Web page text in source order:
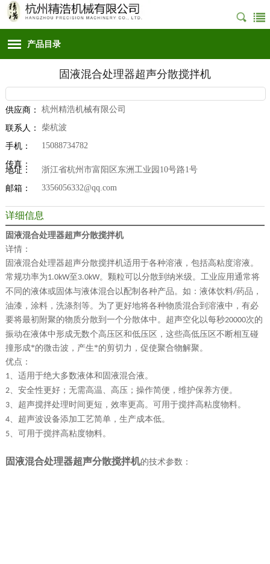
产品目录
固液混合处理器超声分散搅拌机
供应商： 杭州精浩机械有限公司
联系人： 柴杭波
手机： 15088734782
传真：
地址： 浙江省杭州市富阳区东洲工业园10号路1号
邮箱： 3356056332@qq.com
详细信息
固液混合处理器超声分散搅拌机
详情：
固液混合处理器超声分散搅拌机适用于各种溶液，包括高粘度溶液。
常规功率为1.0kW至3.0kW。颗粒可以分散到纳米级。工业应用通常将
不同的液体或固体与液体混合以配制各种产品。如：液体饮料/药品，
油漆，涂料，洗涤剂等。为了更好地将各种物质混合到溶液中，有必
要将最初附聚的物质分散到一个分散体中。超声空化以每秒20000次的
振动在液体中形成无数个高压区和低压区，这些高低压区不断相互碰
撞形成*的微击波，产生*的剪切力，促使聚合物解聚。
优点：
1、适用于绝大多数液体和固液混合液。
2、安全性更好；无需高温、高压；操作简便，维护保养方便。
3、超声搅拌处理时间更短，效率更高。可用于搅拌高粘度物料。
4、超声波设备添加工艺简单，生产成本低。
5、可用于搅拌高粘度物料。
固液混合处理器超声分散搅拌机的技术参数：